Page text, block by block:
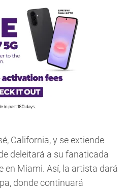
California, y se extiende
deleitará a su fanaticada
en Miami. Así, la artista dará
donde continuará